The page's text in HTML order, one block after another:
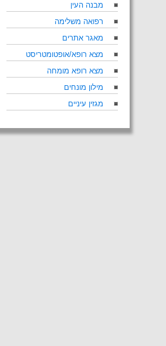
מבנה העין
רפואה משלימה
מאגר אתרים
מצא רופא/אופטומטריסט
מצא רופא מומחה
מילון מונחים
מגזין עיניים